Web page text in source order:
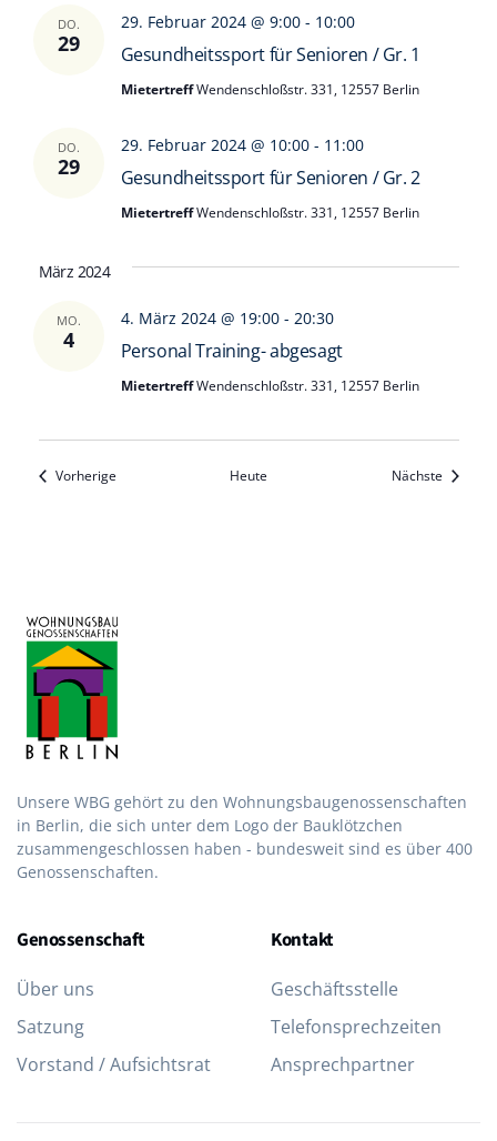
DO.
29 Gesundheitssport für Senioren / Gr. 1
29. Februar 2024 @ 9:00- 10:00
MietertreffWendenschloßstr. 331, 12557 Berlin
DO.
29 Gesundheitssport für Senioren / Gr. 2
29. Februar 2024 @ 10:00- 11:00
MietertreffWendenschloßstr. 331, 12557 Berlin
März 2024
MO.
4 Personal Training- abgesagt
4. März 2024 @ 19:00- 20:30
MietertreffWendenschloßstr. 331, 12557 Berlin
VorherigeVeranstaltungen Heute Nächste
Unsere WBG gehört zu den Wohnungsbau­genossen­schaften
in Berlin, die sich unter dem Logo der Bau­klötzchen
zusammen­geschlossen haben - bundesweit sind es über 400
Genossenschaften.
Genossenschaft
Über uns
Satzung
Vorstand / Aufsichtsrat
Kontakt
Geschäftsstelle
Telefon­sprechzeiten
Ansprechpartner